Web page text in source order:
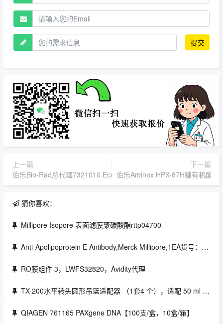
提交
上一篇
伯乐Bio-Rad总代理7321010 Econo Pac®色谱柱/层析柱
下一篇
伯乐Aminex HPX-87H糖有机酸
猜你喜欢：
Millipore Isopore 表面滤膜聚碳酸酯rttp04700
Anti-Apolipoprotein E Antibody,Merck Millipore,1EA货号：AB947
RO膜组件 3，LWFS32820，Avidity代理
TX-200水平转头圆形吊篮适配器 （1套4 个），适配 50 ml 尖底管或Skirted管，75003803，Thermofisher，赛默飞世尔代理
QIAGEN 761165 PAXgene DNA【100支/盒，10盒/箱】